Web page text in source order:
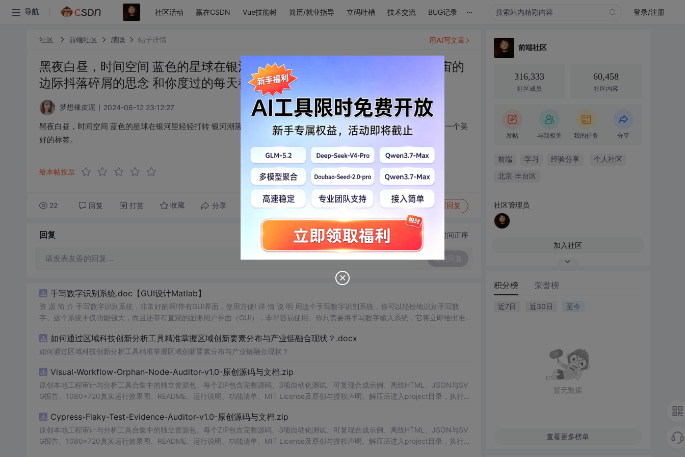
导航 社区活动 赢在CSDN Vue技能树 简历/就业指导 立码吐槽 技术交流 BUG记录 ... 登录/注册
社区 前端社区 感慨 帖子详情
黑夜白昼，时间空间 蓝色的星球在银河里轻轻打转 银河潮落，星海浪翻 宇宙的
边际抖落碎屑的思念 和你度过的每天都是一个美好的标签。
梦想橡皮泥 2024-06-12 23:12:27
黑夜白昼，时间空间 蓝色的星球在银河里轻轻打转 银河潮落，星海浪翻 宇宙的边际抖落碎屑的思念 和你度过的每天都是一个美
好的标签。
给本帖投票
22 回复 打赏 收藏 分享 转发到动态 举报 写回复
用AI写文章
回复 切换为时间正序
请发表友善的回复… 发表回复
手写数字识别系统.doc【GUI设计Matlab】
资 源 简 介 手写数字识别系统，非常好的啊!带有GUI界面，使用方便! 详 情 说 明 用这个手写数字识别系统，你可以轻松地识别手写数
字。这个系统不仅功能强大，而且还带有直观的图形用户界面（GUI），非常容易使用。你只需要将手写数字输入系统，它将立即给出准确
便和实用的工具，你一定会喜欢它的！
如何通过区域科技创新分析工具精准掌握区域创新要素分布与产业链融合现状？.docx
如何通过区域科技创新分析工具精准掌握区域创新要素分布与产业链融合现状？
Visual-Workflow-Orphan-Node-Auditor-v1.0-原创源码与文档.zip
原创本地工程审计与分析工具合集中的独立资源包。每个ZIP包含完整源码、3项自动化测试、可复现合成示例、离线HTML、JSON与SV
G报告、1080×720真实运行效果图、README、运行说明、功能清单、MIT License及原创与授权声明。解压后进入project目录，执行np
源码、Logo、官方截图、论文、生产日志或其他受限素材。适合前端开发、AI应用工程、测试审计和课程实践。
Cypress-Flaky-Test-Evidence-Auditor-v1.0-原创源码与文档.zip
原创本地工程审计与分析工具合集中的独立资源包。每个ZIP包含完整源码、3项自动化测试、可复现合成示例、离线HTML、JSON与SV
G报告、1080×720真实运行效果图、README、运行说明、功能清单、MIT License及原创与授权声明。解压后进入project目录，执行np
前端社区
316,333
社区成员
60,458
社区内容
发帖 与我相关 我的任务 分享
前端 学习 经验分享 个人社区
北京·丰台区
社区管理员
加入社区
积分榜 荣誉榜
近7日 近30日 至今
暂无数据
查看更多榜单